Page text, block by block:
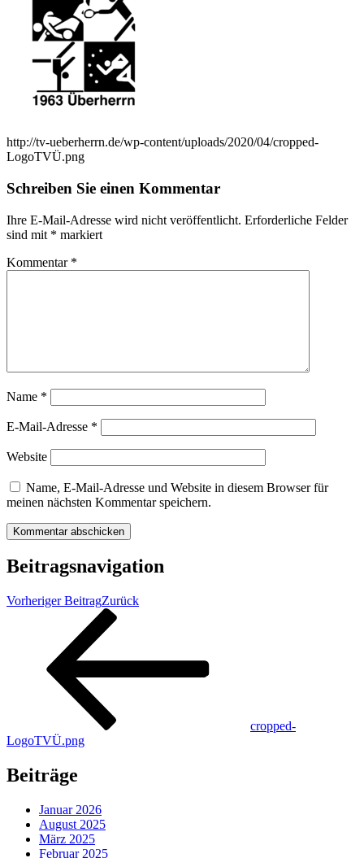
http://tv-ueberherrn.de/wp-content/uploads/2020/04/cropped-
LogoTVÜ.png
Schreiben Sie einen Kommentar
Ihre E-Mail-Adresse wird nicht veröffentlicht. Erforderliche Felder
sind mit * markiert
Kommentar *
Name *
E-Mail-Adresse *
Website
Name, E-Mail-Adresse und Website in diesem Browser für
meinen nächsten Kommentar speichern.
Beitragsnavigation
Vorheriger BeitragZurück
cropped-
LogoTVÜ.png
Beiträge
Januar 2026
August 2025
März 2025
Februar 2025